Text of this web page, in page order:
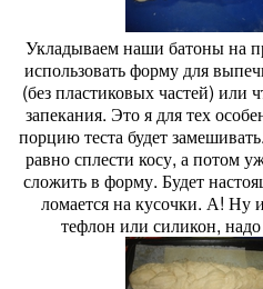
Укладываем наши батоны на
использовать форму для
(без пластиковых частей) или
запекания. Это я для тех
порцию теста будет
равно сплести косу, а потом
сложить в форму. Будет
ломается на кусочки. А! Ну
тефлон или силикон,